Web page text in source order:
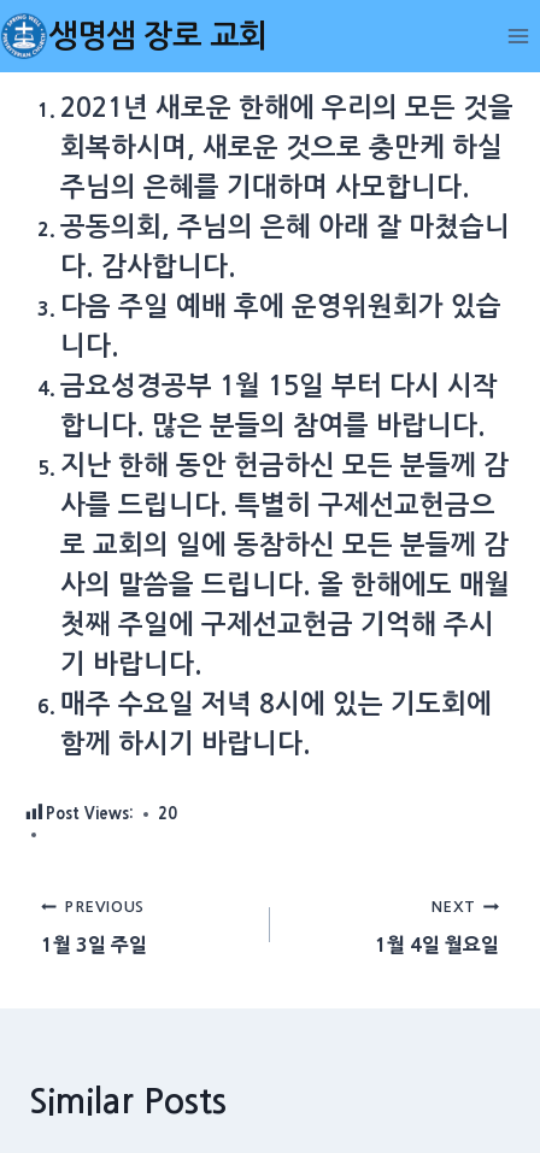
Skip
to
content
생명샘 장로 교회
2021년 새로운 한해에 우리의 모든 것을
회복하시며, 새로운 것으로 충만케 하실
주님의 은혜를 기대하며 사모합니다.
공동의회, 주님의 은혜 아래 잘 마쳤습니
다. 감사합니다.
다음 주일 예배 후에 운영위원회가 있습
니다.
금요성경공부 1월 15일 부터 다시 시작
합니다. 많은 분들의 참여를 바랍니다.
지난 한해 동안 헌금하신 모든 분들께 감
사를 드립니다. 특별히 구제선교헌금으
로 교회의 일에 동참하신 모든 분들께 감
사의 말씀을 드립니다. 올 한해에도 매월
첫째 주일에 구제선교헌금 기억해 주시
기 바랍니다.
매주 수요일 저녁 8시에 있는 기도회에
함께 하시기 바랍니다.
Post Views: 20
Post
navigation
PREVIOUS
1월 3일 주일
NEXT
1월 4일 월요일
Similar Posts